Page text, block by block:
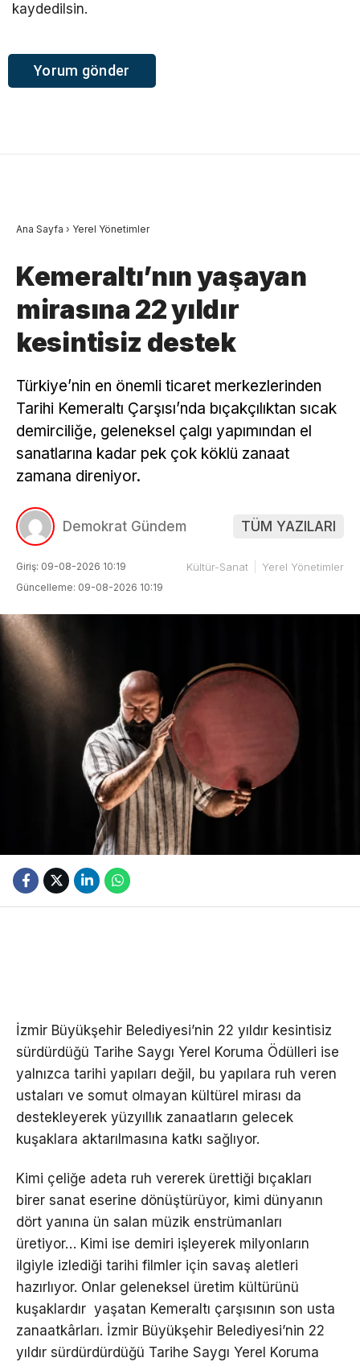
kaydedilsin.
Ana Sayfa › Yerel Yönetimler
Kemeraltı’nın yaşayan
mirasına 22 yıldır
kesintisiz destek
Türkiye’nin en önemli ticaret merkezlerinden
Tarihi Kemeraltı Çarşısı’nda bıçakçılıktan sıcak
demirciliğe, geleneksel çalgı yapımından el
sanatlarına kadar pek çok köklü zanaat
zamana direniyor.
Demokrat Gündem TÜM YAZILARI
Giriş: 09-08-2026 10:19
Güncelleme: 09-08-2026 10:19
Kültür-Sanat Yerel Yönetimler
İzmir Büyükşehir Belediyesi’nin 22 yıldır kesintisiz
sürdürdüğü Tarihe Saygı Yerel Koruma Ödülleri ise
yalnızca tarihi yapıları değil, bu yapılara ruh veren
ustaları ve somut olmayan kültürel mirası da
destekleyerek yüzyıllık zanaatların gelecek
kuşaklara aktarılmasına katkı sağlıyor.
Kimi çeliğe adeta ruh vererek ürettiği bıçakları
birer sanat eserine dönüştürüyor, kimi dünyanın
dört yanına ün salan müzik enstrümanları
üretiyor… Kimi ise demiri işleyerek milyonların
ilgiyle izlediği tarihi filmler için savaş aletleri
hazırlıyor. Onlar geleneksel üretim kültürünü
kuşaklardır yaşatan Kemeraltı çarşısının son usta
zanaatkârları. İzmir Büyükşehir Belediyesi’nin 22
yıldır sürdürdürdüğü Tarihe Saygı Yerel Koruma